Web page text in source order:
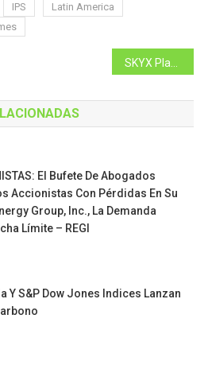
IPS
Latin America
SKYX Platforms presentará su próxima demostración en vídeo de la tecnología de la plataforma Gen-1 que cambiará el juego
El Bufete De Abogados
Accionistas Con Pérdidas En Su
Group, Inc., La Demanda
Límite – REGI
Y S&P Dow Jones Indices Lanzan